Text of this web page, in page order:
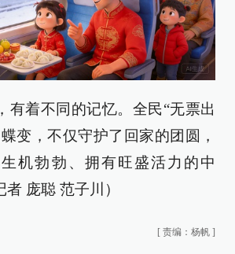
有着不同的记忆。全民“无票出
变，不仅守护了回家的团圆，
机勃勃、拥有旺盛活力的中
庞聪 范子川）
[ 责编：杨帆 ]